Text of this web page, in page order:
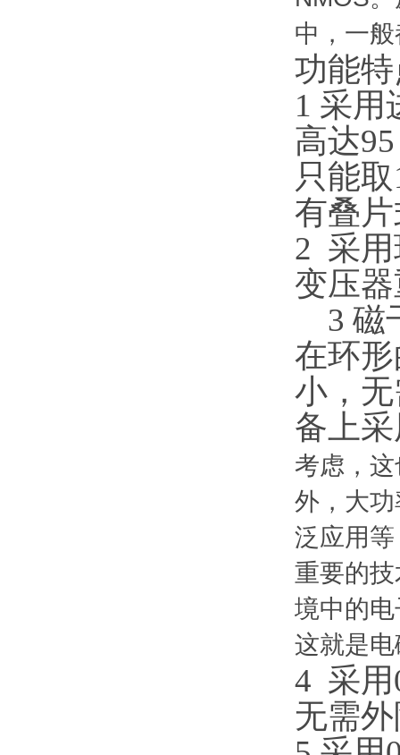
中，一
功能
1 采用
高达
只能
有叠
2 采用
变压
3 磁
在环
小，
备上
考虑，
外，大
泛应用
重要的
境中的
这就是
4 采用
无需